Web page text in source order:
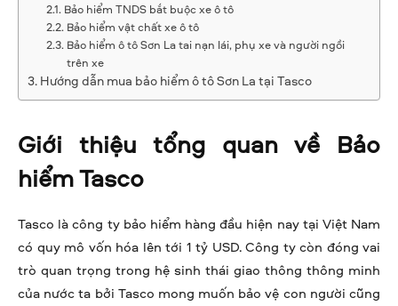
Bảo hiểm TNDS bắt buộc xe ô tô
Bảo hiểm vật chất xe ô tô
Bảo hiểm ô tô Sơn La tai nạn lái, phụ xe và người ngồi
trên xe
Hướng dẫn mua bảo hiểm ô tô Sơn La tại Tasco
Giới thiệu tổng quan về Bảo
hiểm Tasco
Tasco là công ty bảo hiểm hàng đầu hiện nay tại Việt Nam
có quy mô vốn hóa lên tới 1 tỷ USD. Công ty còn đóng vai
trò quan trọng trong hệ sinh thái giao thông thông minh
của nước ta bởi Tasco mong muốn bảo vệ con người cũng